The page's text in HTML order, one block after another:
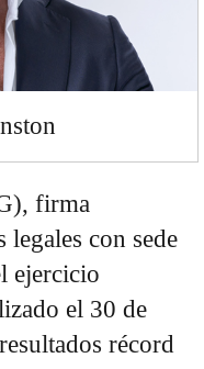
firma
con sede
ejercicio
el 30 de
récord